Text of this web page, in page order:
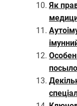
Як